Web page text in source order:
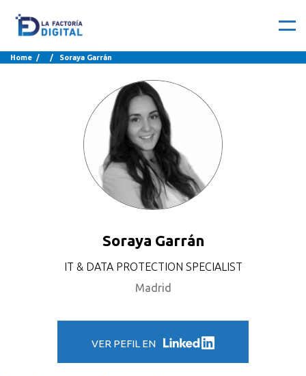
Home / / Soraya Garrán
Soraya Garrán
IT & DATA PROTECTION SPECIALIST
Madrid
VER PEFIL EN